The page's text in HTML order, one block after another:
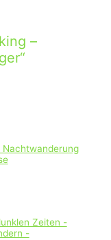
–
Nachtwanderung
Zeiten -
-